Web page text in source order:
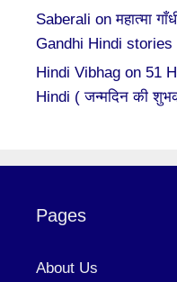
Saberali onमहात्मा
Gandhi Hindi stories
Hindi Vibhag on 51
Hindi ( जन्मदिन की
Pages
About Us